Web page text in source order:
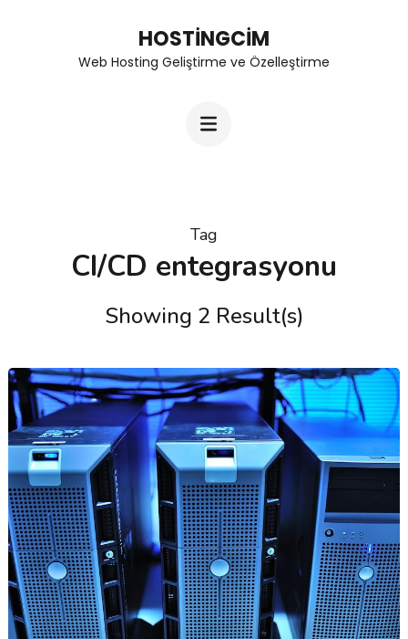
HOSTINGCIM
Web Hosting Geliştirme ve Özelleştirme
Tag
CI/CD entegrasyonu
Showing 2 Result(s)